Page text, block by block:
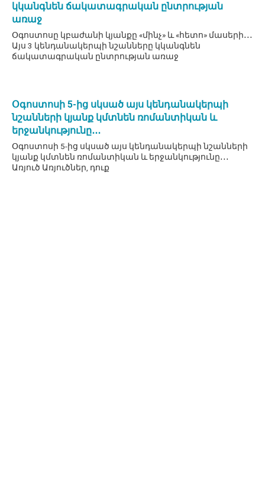
կկանգնեն ճակատագրական ընտրության
առաջ
Օգոստոսը կբաժանի կյանքը «մինչ» և «հետո» մասերի․․․
Այս 3 կենդանակերպի նշանները կկանգնեն
ճակատագրական ընտրության առաջ
Օգոստոսի 5-ից սկսած այս կենդանակերպի
նշանների կյանք կմտնեն ռոմանտիկան և
երջանկությունը․․․
Օգոստոսի 5-ից սկսած այս կենդանակերպի նշանների
կյանք կմտնեն ռոմանտիկան և երջանկությունը․․․
Առյուծ Առյուծներ, դուք